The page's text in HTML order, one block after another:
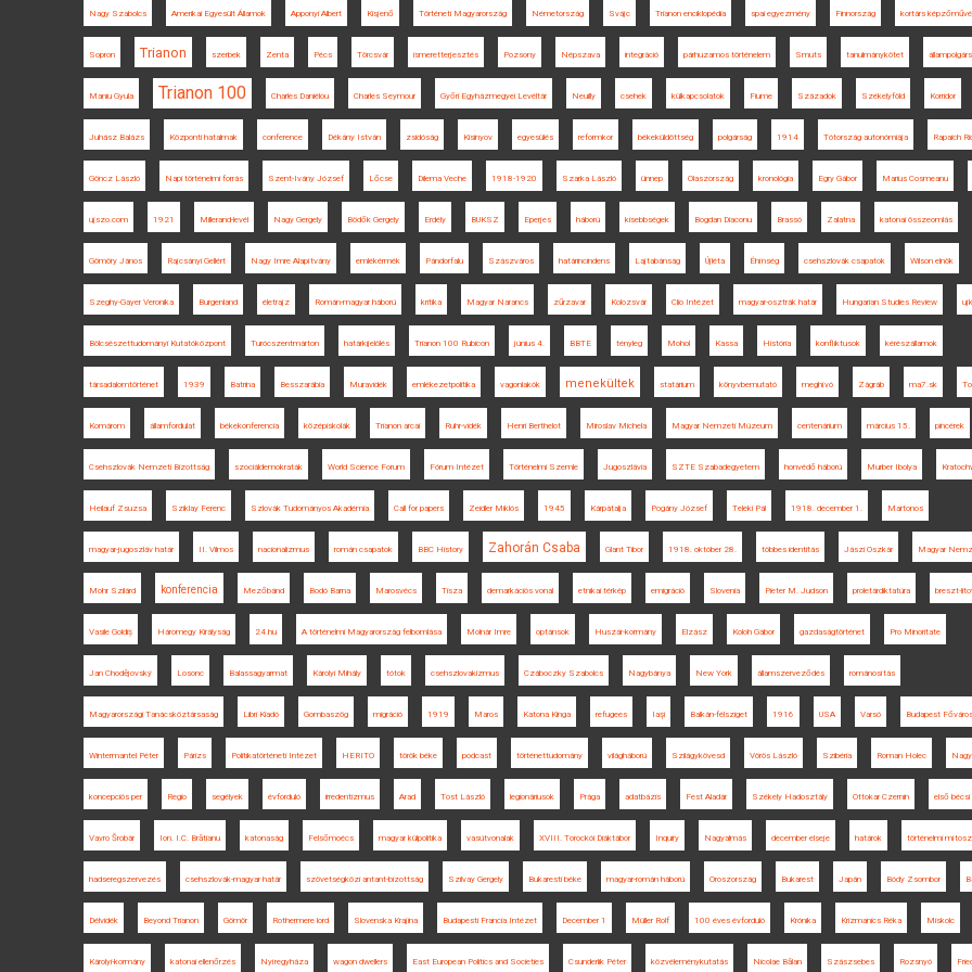
Nagy Szabolcs Amerikai Egyesült Államok Apponyi Albert Kisjenő Történeti Magyarország Németország Svájc Trianon enciklopédia spai egyezmény Finnország kortárs
Sopron Trianon szerbek Zenta Pécs Törcsvár ismeretterjesztés Pozsony Népszava integráció párhuzamos történelem Smuts tanulmánykötet
Maniu Gyula Trianon 100 Charles Daniélou Charles Seymour Győri Egyházmegyei Levéltár Neuilly csehek külkapcsolatok Fiume Századok Székelyföld Korridor
Juhász Balázs Központi hatalmak conference Dékány István zsidóság Kisinyov egyesülés reformkor békeküldöttség polgárság 1914 Tótország autonómiája Rapaich
Göncz László Napi történelmi forrás Szent-Ivány József Lőcse Dilema Veche 1918-1920 Szarka László ünnep Olaszország kronológia Egry Gábor Marius Cosmeanu
ujszo.com 1921 Millerand-levél Nagy Gergely Bödők Gergely Erdély BUKSZ Eperjes háború kisebbségek Bogdan Diaconu Brassó Zalatna katonai összeomlás
Gömöry János Rajcsányi Gellért Nagy Imre Alapítvány emlékérmék Pándorfalu Szászváros határincindens Lajtabánság Újléta Éhínség csehszlovák csapatok Wilson elnök
Szeghy-Gayer Veronika Burgenland életrajz Román-magyar háború kritika Magyar Narancs zűrzavar Kolozsvár Clio Intézet magyar-osztrák határ Hungarian Studies Review
Bölcsészettudományi Kutatóközpont Turócszentmárton határkijelölés Trianon 100 Rubicon június 4. BBTE tényleg Mohol Kassa História konfliktusok kérészállamok
társadalomtörténet 1939 Batrina Besszarábia Muravidék emlékezetpolitika vagonlakók menekültek statárium könyvbemutató meghívó Zágráb ma7.sk
Komárom államfordulat békekonferencia középiskolák Trianon arcai Ruhr-vidék Henri Berthelot Miroslav Michela Magyar Nemzeti Múzeum centenárium március 15. pincérek
Csehszlovák Nemzeti Bizottság szociáldemokraták World Science Forum Fórum Intézet Történelmi Szemle Jugoszlávia SZTE Szabadegyetem honvédő háború Murber Ibolya
Heilauf Zsuzsa Sziklay Ferenc Szlovák Tudományos Akadémia Call for papers Zeidler Miklós 1945 Kárpátalja Pogány József Teleki Pál 1918. december 1. Martonos
magyar-jugoszláv határ II. Vilmos nacionalizmus román csapatok BBC History Zahorán Csaba Glant Tibor 1918. október 28. többes identitás Jászi Oszkár Magyar
Mohr Szilárd konferencia Mezőbánd Bodó Barna Marosvécs Tisza demarkációs vonal etnikai térkép emigráció Slovenia Pieter M. Judson proletárdiktatúra breszt-
Vasile Goldiș Háromegy Királyság 24.hu A történelmi Magyarország felbomlása Molnár Imre optánsok Huszár-kormány Elzász Koloh Gábor gazdaságtörténet Pro Minoritate
Jan Chodějovský Losonc Balassagyarmat Károlyi Mihály tótok csehszlovakizmus Czáboczky Szabolcs Nagybánya New York államszerveződés románosítás
Magyarországi Tanácsköztársaság Libri Kiadó Gombaszög migráció 1919 Maros Katona Kinga refugees Iaşi Balkán-félsziget 1916 USA Varsó Budapest
Wintermantel Péter Párizs Politikatörténeti Intézet HERITO török béke podcast történettudomány világháború Szilágykövesd Vörös László Szibéria Roman Holec
koncepciós per Regio segélyek évforduló irredentizmus Arad Tost László legionáriusok Prága adatbázis Fest Aladár Székely Hadosztály Ottokar Czernin első bécsi
Vavro Šrobár Ion. I.C. Brătianu katonaság Felsőmoécs magyar külpolitika vasútvonalak XVIII. Torockói Diáktábor Inquiry Nagyalmás december elseje határok történelmi
hadseregszervezés csehszlovák-magyar határ szövetségközi antant-bizottság Szilvay Gergely Bukaresti béke magyar-román háború Oroszország Bukarest Japán Bódy Zsombor
Délvidék Beyond Trianon Gömör Rothermere lord Slovenska Krajina Budapesti Francia Intézet December 1 Müller Rolf 100 éves évforduló Krónika Krizmanics Réka Miskolc
Károlyi-kormány katonai ellenőrzés Nyíregyháza wagon dwellers East European Politics and Societies Csunderlik Péter közvéleménykutatás Nicolae Bălan Szászsebes Rozsnyó